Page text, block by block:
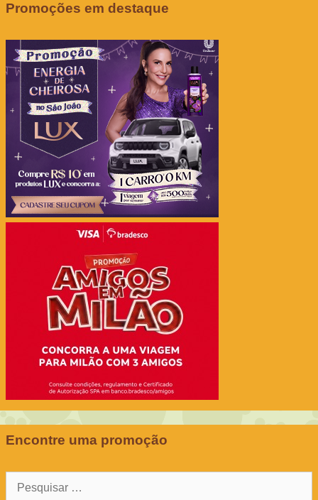
Promoções em destaque
Encontre uma promoção
Pesquisar